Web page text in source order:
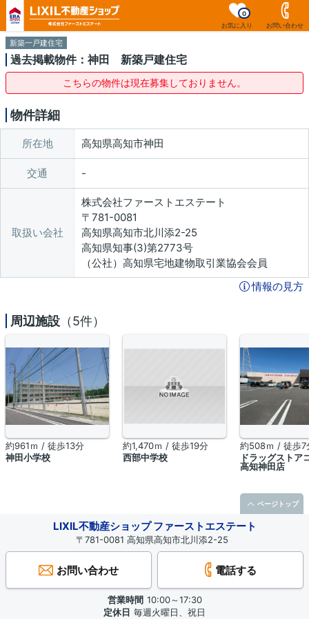
お気に入り
0
お問い合わせ
新築一戸建住宅
過去掲載物件：神田 新築戸建住宅
こちらの物件は現在募集しておりません。
物件詳細
所在地 高知県高知市神田
交通
取扱い会社
株式会社ファーストエステート
〒781-0081
高知県高知市北川添2-25
高知県知事(3)第2773号
（公社）高知県宅地建物取引業協会会員
情報の見方
周辺施設 （5件）
約961ｍ / 徒歩13分
神田小学校
約1,470ｍ / 徒歩19分
西部中学校
約508ｍ / 徒歩7
ドラッグストア
高知神田店
LIXIL不動産ショップ ファーストエステート
〒781-0081 高知県高知市北川添2-25
お問い合わせ 電話する
営業時間 10:00～17:30
定休日 毎週火曜日、祝日
ページトップ